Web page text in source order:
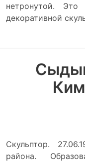
нетронутой.
декоративной
Скульптор.
района.